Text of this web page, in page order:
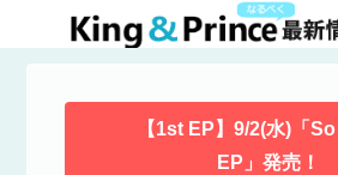
【1st EP】9/2(水)「
EP」発売！